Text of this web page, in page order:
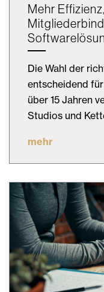
Mehr
Die Wahl der
entscheidend
über 15 Jahren
Studios und
mehr